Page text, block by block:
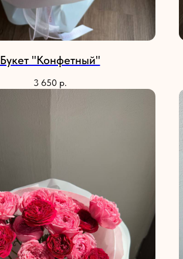
Букет "Конфетный"
3 650 р.